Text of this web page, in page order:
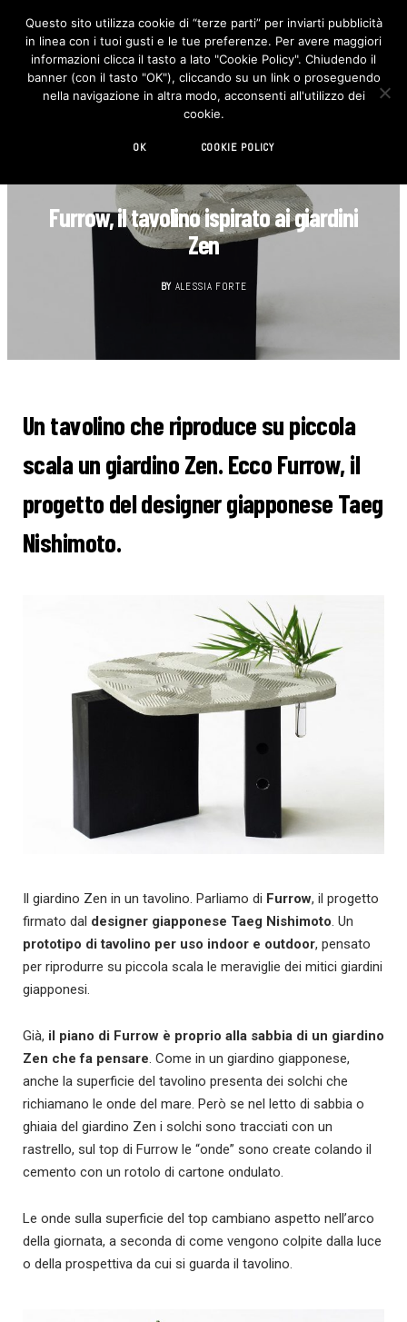
F
c
e
b
o
I
n
s
t
Furrow, il tavolino ispirato ai giardini
Zen
BY ALESSIA FORTE
Un tavolino che riproduce su piccola
scala un giardino Zen. Ecco Furrow, il
progetto del designer giapponese Taeg
Nishimoto.
Il giardino Zen in un tavolino. Parliamo di Furrow, il progetto
firmato dal designer giapponese Taeg Nishimoto. Un
prototipo di tavolino per uso indoor e outdoor, pensato
per riprodurre su piccola scala le meraviglie dei mitici giardini
giapponesi.
Già, il piano di Furrow è proprio alla sabbia di un giardino
Zen che fa pensare. Come in un giardino giapponese,
anche la superficie del tavolino presenta dei solchi che
richiamano le onde del mare. Però se nel letto di sabbia o
ghiaia del giardino Zen i solchi sono tracciati con un
rastrello, sul top di Furrow le “onde” sono create colando il
cemento con un rotolo di cartone ondulato.
Le onde sulla superficie del top cambiano aspetto nell’arco
della giornata, a seconda di come vengono colpite dalla luce
o della prospettiva da cui si guarda il tavolino.
Questo sito utilizza cookie di “terze parti” per inviarti pubblicità
in linea con i tuoi gusti e le tue preferenze. Per avere maggiori
informazioni clicca il tasto a lato "Cookie Policy". Chiudendo il
banner (con il tasto "OK"), cliccando su un link o proseguendo
nella navigazione in altra modo, acconsenti all'utilizzo dei
cookie.
OK COOKIE POLICY